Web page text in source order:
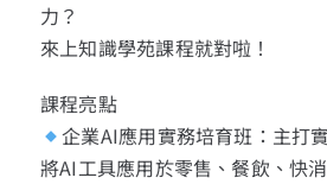
力？
來上知識學苑課程就對啦！
課程亮點
企業AI應用實務培育班：主打
將AI工具應用於零售、餐飲、快